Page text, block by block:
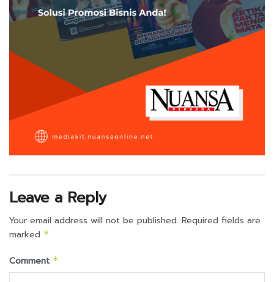
Leave a Reply
Your email address will not be published. Required fields are
marked *
Comment *